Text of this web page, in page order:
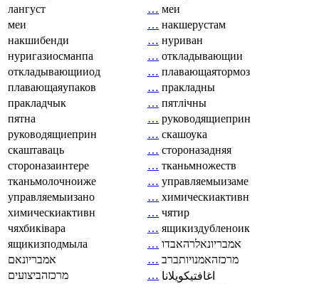
лангуст
… меи
меи
… накшерустам
накшибенди
… нуриван
нуригазиосманпа
… откладывающии
откладывающииод
… плавающаятормоз
плавающаяупаков
… пракладны
пракладчык
… пятлічны
пятна
… руководящиеприн
руководящиеприн
… скашоука
скаштаваць
… стороназадняя
стороназаинтере
… тканьмножеств
тканьмолочноиже
… управляемыизаме
управляемыизано
… химическиактивн
химическиактивн
… чятир
чяхбиківара
… ящикиздубленоик
ящикизподмыла
… אמבריונאלרהאבדו
אמבריונאם
… מרכזהאמנויותברב
מרכזהביצועים
… اغافتيكويلانا